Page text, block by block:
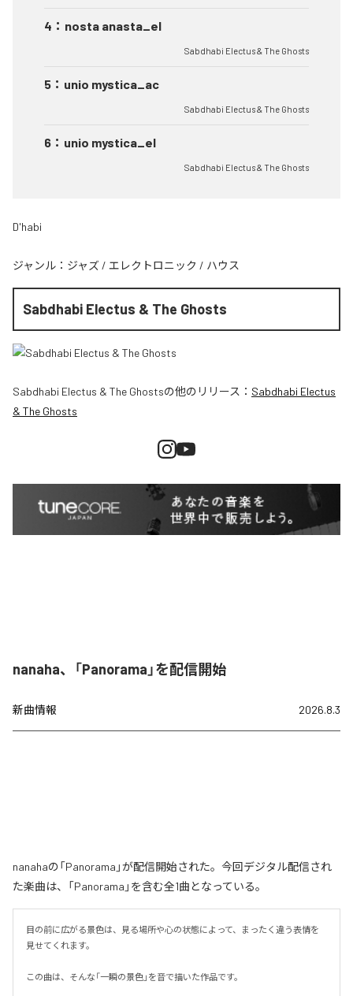
4 ： nosta anasta_el
Sabdhabi Electus & The Ghosts
5 ： unio mystica_ac
Sabdhabi Electus & The Ghosts
6 ： unio mystica_el
Sabdhabi Electus & The Ghosts
D'habi
ジャンル： ジャズ / エレクトロニック / ハウス
Sabdhabi Electus & The Ghosts
Sabdhabi Electus & The Ghostsの他のリリース： Sabdhabi Electus
& The Ghosts
nanaha、「Panorama」を配信開始
新曲情報 2026.8.3
nanahaの「Panorama」が配信開始された。今回デジタル配信され
た楽曲は、「Panorama」を含む全1曲となっている。
目の前に広がる景色は、見る場所や心の状態によって、まったく違う表情を
見せてくれます。
この曲は、そんな「一瞬の景色」を音で描いた作品です。